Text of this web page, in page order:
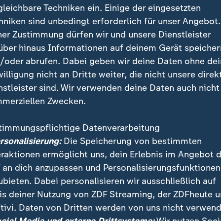
der WM-Endrunde sollte der Fußball im
rückte US-Präsident Trump in den Vordergrund.
Techniken ein. Einige der eingesetzten
sind unbedingt erforderlich für unser
Zustimmung dürfen wir und unsere Dienstleister
hinaus Informationen auf deinem Gerät
oder abrufen. Dabei geben wir deine Daten ohne
nicht an Dritte weiter, die nicht unsere
sind. Wir verwenden deine Daten auch nicht
Zwecken.
Datenverarbeitung
Die Speicherung von bestimmten
ermöglicht uns, dein Erlebnis im Angebot
an dich anzupassen und Personalisierungsfunktionen
Dabei personalisieren wir ausschließlich auf
deiner Nutzung von ZDF Streaming, der ZDFheute
Daten von Dritten werden von uns nicht